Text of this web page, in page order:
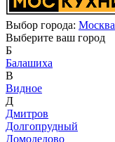
Выбор города: Москва
Выберите ваш город
Б
Балашиха
В
Видное
Д
Дмитров
Долгопрудный
Домодедово